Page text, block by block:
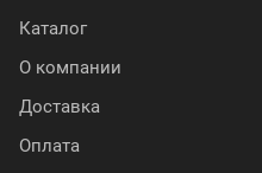
Каталог
О компании
Доставка
Оплата